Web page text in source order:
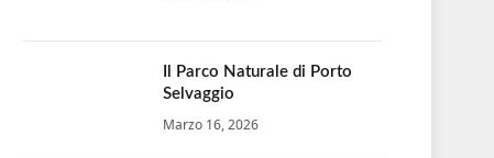
Il Parco Naturale di Porto
Selvaggio
Marzo 16, 2026